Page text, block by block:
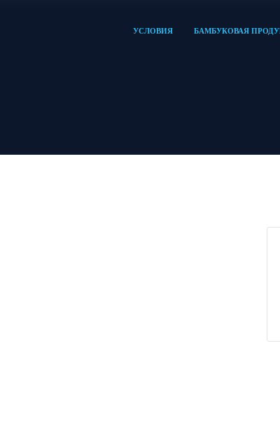
УСЛОВИЯ БАМБУКОВАЯ